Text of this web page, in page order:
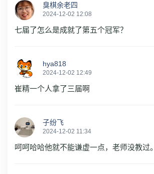
臭棋余老四
2024-12-02 12:08
七届了怎么是成就了第五个冠军？
hya818
2024-12-02 12:49
崔精一个人拿了三届啊
子纷飞
2024-12-02 11:34
呵呵哈哈他就不能谦虚一点，老师没教过。